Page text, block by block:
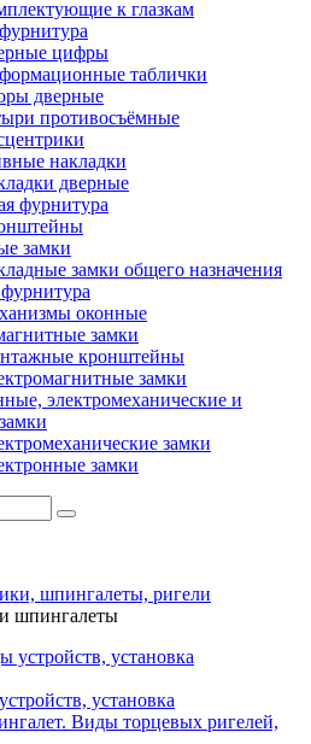
к глазкам
цифры
таблички
дверные
противосъёмные
накладки
дверные
фурнитура
замки
замки общего назначения
оконные
замки
кронштейны
замки
электромеханические и
замки
замки
шпингалеты, ригели
шпингалеты
установка